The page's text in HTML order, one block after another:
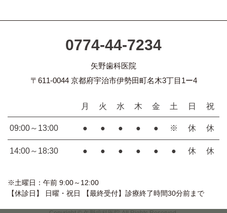
0774-44-7234
矢野歯科医院
〒611-0044 京都府宇治市伊勢田町名木3丁目1ー4
月 火 水 木 金 土 日 祝
09:00～13:00 ● ● ● ● ● ※ 休 休
14:00～18:30 ● ● ● ● ● ● 休 休
※土曜日：午前 9:00～12:00
【休診日】 日曜・祝日 【最終受付】診療終了時間30分前まで